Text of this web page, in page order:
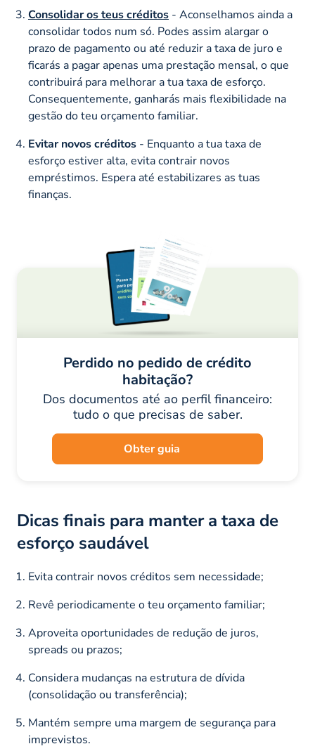
Consolidar os teus créditos - Aconselhamos ainda a
consolidar todos num só. Podes assim alargar o
prazo de pagamento ou até reduzir a taxa de juro e
ficarás a pagar apenas uma prestação mensal, o que
contribuirá para melhorar a tua taxa de esforço.
Consequentemente, ganharás mais flexibilidade na
gestão do teu orçamento familiar.
Evitar novos créditos - Enquanto a tua taxa de
esforço estiver alta, evita contrair novos
empréstimos. Espera até estabilizares as tuas
finanças.
Perdido no pedido de crédito
habitação?
Dos documentos até ao perfil financeiro:
tudo o que precisas de saber.
Obter guia
Dicas finais para manter a taxa de
esforço saudável
Evita contrair novos créditos sem necessidade;
Revê periodicamente o teu orçamento familiar;
Aproveita oportunidades de redução de juros,
spreads ou prazos;
Considera mudanças na estrutura de dívida
(consolidação ou transferência);
Mantém sempre uma margem de segurança para
imprevistos.